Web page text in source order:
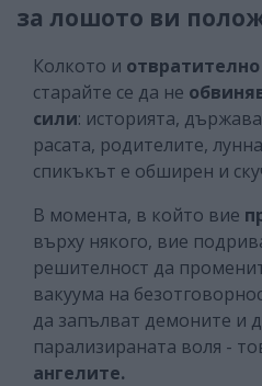
за лошото ви
Колкото и отвратително
старайте се да не
сили: историята,
расата, родителите,
спикъкът е обширен и
В момента, в който вие
върху някого, вие
решителност да
вакуума на
да запълват демоните и
парализираната воля -
ангелите.